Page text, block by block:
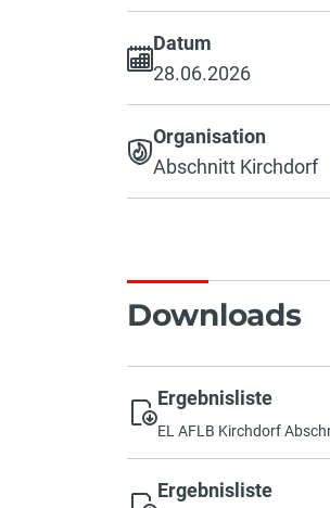
Datum
28.06.2026
Organisation
Abschnitt Kirchdorf
Downloads
Ergebnisliste
EL AFLB Kirchdorf
Ergebnisliste